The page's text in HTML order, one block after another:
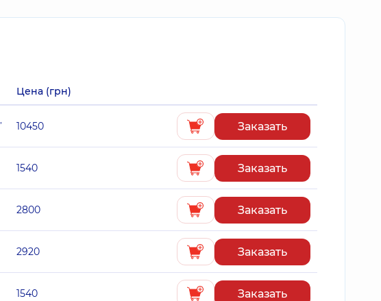
Цена (грн)
10450 Заказать
1540 Заказать
2800 Заказать
2920 Заказать
1540 Заказать